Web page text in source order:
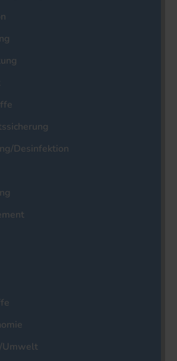
Desinfektion
Umwelt